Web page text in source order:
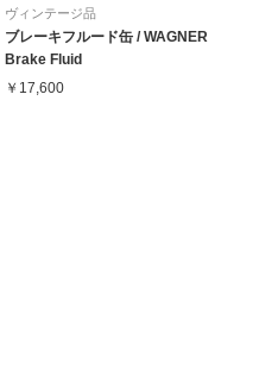
ヴィンテージ品
ブレーキフルード缶 / WAGNER
Brake Fluid
￥17,600